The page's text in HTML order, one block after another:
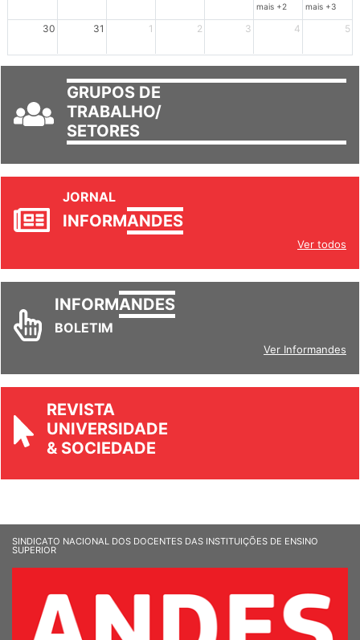
mais +2 mais +3
30 31 1 2 3 4 5
GRUPOS DE
TRABALHO/
SETORES
JORNAL
INFORMANDES
Ver todos
INFORMANDES
BOLETIM
Ver Informandes
REVISTA
UNIVERSIDADE
& SOCIEDADE
SINDICATO NACIONAL DOS DOCENTES DAS INSTITUIÇÕES DE ENSINO
SUPERIOR